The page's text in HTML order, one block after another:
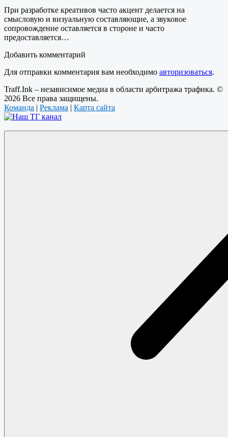
При разработке креативов часто акцент делается на
смысловую и визуальную составляющие, а звуковое
сопровождение оставляется в стороне и часто
предоставляется…
Добавить комментарий
Для отправки комментария вам необходимо авторизоваться.
Traff.Ink – независимое медиа в области арбитража трафика. ©
2026 Все права защищены.
Команда | Реклама | Карта сайта